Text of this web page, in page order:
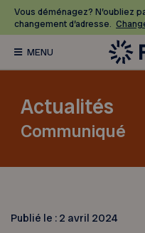
Vous déménagez? N’oubliez
changement d’adresse.
Actualités
Communiqué
Publié le : 2 avril 2024